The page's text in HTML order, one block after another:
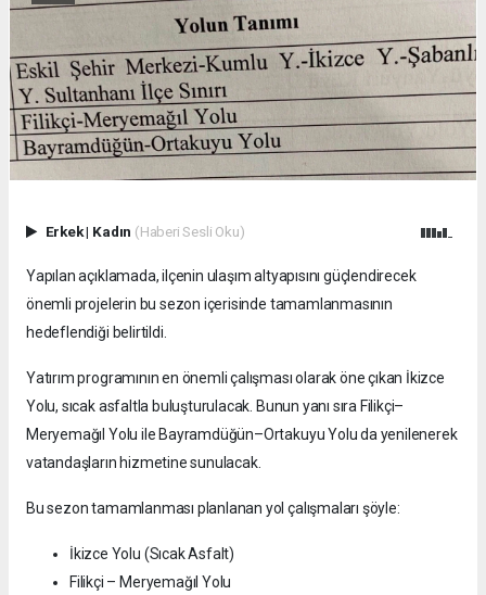
Erkek| Kadın (Haberi Sesli Oku)
Yapılan açıklamada, ilçenin ulaşım altyapısını güçlendirecek
önemli projelerin bu sezon içerisinde tamamlanmasının
hedeflendiği belirtildi.
Yatırım programının en önemli çalışması olarak öne çıkan İkizce
Yolu, sıcak asfaltla buluşturulacak. Bunun yanı sıra Filikçi–
Meryemağıl Yolu ile Bayramdüğün–Ortakuyu Yolu da yenilenerek
vatandaşların hizmetine sunulacak.
Bu sezon tamamlanması planlanan yol çalışmaları şöyle:
İkizce Yolu (Sıcak Asfalt)
Filikçi – Meryemağıl Yolu